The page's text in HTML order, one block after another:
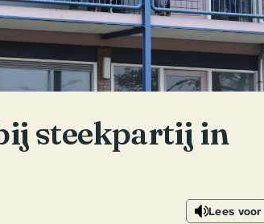
steekpartij in
Lees voor